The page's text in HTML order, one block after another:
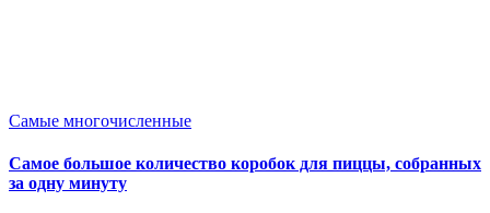
Опубликовано
Самые многочисленные
Самое большое количество коробок для пиццы, собранных
за одну минуту